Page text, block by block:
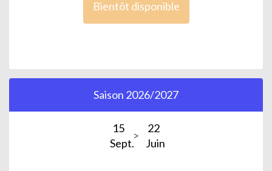
Bientôt disponible
Saison 2026/2027
15
Sept.
22
Juin